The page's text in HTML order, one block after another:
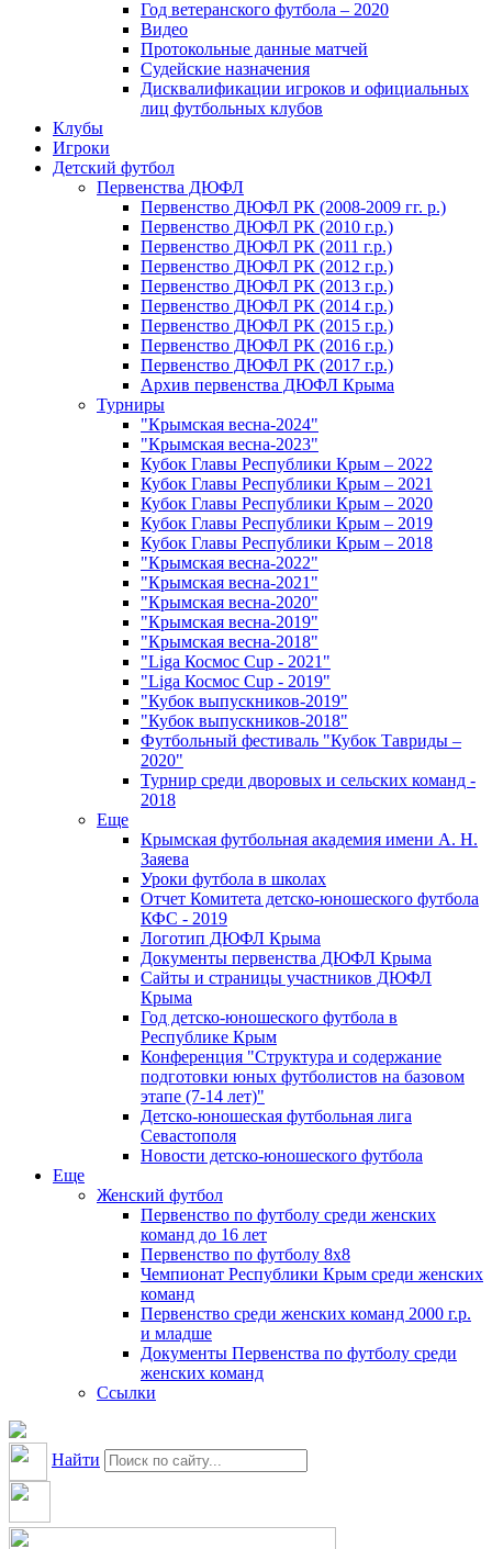
Год ветеранского футбола – 2020
Видео
Протокольные данные матчей
Судейские назначения
Дисквалификации игроков и официальных
лиц футбольных клубов
Клубы
Игроки
Детский футбол
Первенства ДЮФЛ
Первенство ДЮФЛ РК (2008-2009 гг. р.)
Первенство ДЮФЛ РК (2010 г.р.)
Первенство ДЮФЛ РК (2011 г.р.)
Первенство ДЮФЛ РК (2012 г.р.)
Первенство ДЮФЛ РК (2013 г.р.)
Первенство ДЮФЛ РК (2014 г.р.)
Первенство ДЮФЛ РК (2015 г.р.)
Первенство ДЮФЛ РК (2016 г.р.)
Первенство ДЮФЛ РК (2017 г.р.)
Архив первенства ДЮФЛ Крыма
Турниры
"Крымская весна-2024"
"Крымская весна-2023"
Кубок Главы Республики Крым – 2022
Кубок Главы Республики Крым – 2021
Кубок Главы Республики Крым – 2020
Кубок Главы Республики Крым – 2019
Кубок Главы Республики Крым – 2018
"Крымская весна-2022"
"Крымская весна-2021"
"Крымская весна-2020"
"Крымская весна-2019"
"Крымская весна-2018"
"Liga Космос Cup - 2021"
"Liga Космос Cup - 2019"
"Кубок выпускников-2019"
"Кубок выпускников-2018"
Футбольный фестиваль "Кубок Тавриды –
2020"
Турнир среди дворовых и сельских команд -
2018
Еще
Крымская футбольная академия имени А. Н.
Заяева
Уроки футбола в школах
Отчет Комитета детско-юношеского футбола
КФС - 2019
Логотип ДЮФЛ Крыма
Документы первенства ДЮФЛ Крыма
Сайты и страницы участников ДЮФЛ
Крыма
Год детско-юношеского футбола в
Республике Крым
Конференция "Структура и содержание
подготовки юных футболистов на базовом
этапе (7-14 лет)"
Детско-юношеская футбольная лига
Севастополя
Новости детско-юношеского футбола
Еще
Женский футбол
Первенство по футболу среди женских
команд до 16 лет
Первенство по футболу 8х8
Чемпионат Республики Крым среди женских
команд
Первенство среди женских команд 2000 г.р.
и младше
Документы Первенства по футболу среди
женских команд
Ссылки
Найти